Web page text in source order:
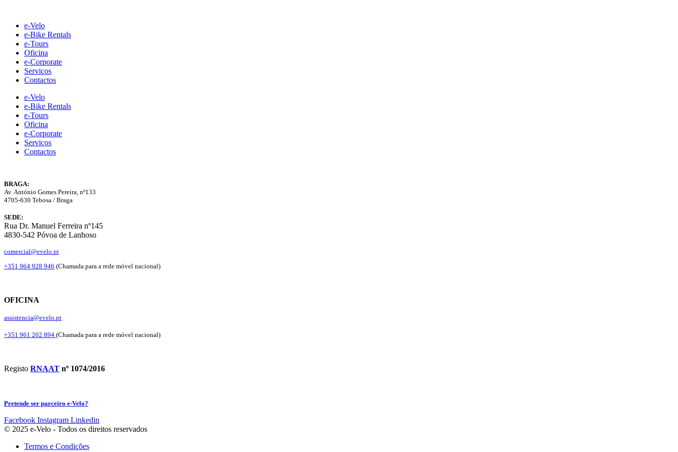
contente-Velo
e-Bike Rentals
e-Tours
Oficina
e-Corporate
Serviços
Contactos
e-Velo
e-Bike Rentals
e-Tours
Oficina
e-Corporate
Serviços
Contactos
BRAGA:
Av. António Gomes Pereira, nº133
4705-630 Tebosa / Braga
SEDE:
Rua Dr. Manuel Ferreira nº145
4830-542 Póvoa de Lanhoso
comercial@evelo.pt
+351 964 928 946 (Chamada para a rede móvel nacional)
OFICINA
assistencia@evelo.pt
+351 961 202 894 (Chamada para a rede móvel nacional)
Registo RNAAT nº 1074/2016
Pretende ser parceiro e-Velo?
Facebook Instagram Linkedin
© 2025 e-Velo - Todos os direitos reservados
Termos e Condições